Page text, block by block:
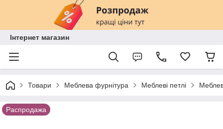
Інтернет магазин
Товари Меблева фурнітура Меблеві петлі
Распродажа